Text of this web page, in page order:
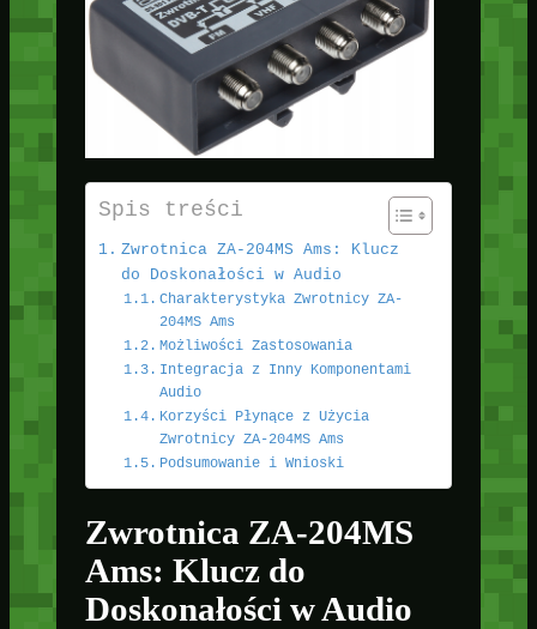
Spis treści
Zwrotnica ZA-204MS Ams: Klucz
do Doskonałości w Audio
Charakterystyka Zwrotnicy ZA-
204MS Ams
Możliwości Zastosowania
Integracja z Inny Komponentami
Audio
Korzyści Płynące z Użycia
Zwrotnicy ZA-204MS Ams
Podsumowanie i Wnioski
Zwrotnica ZA-204MS
Ams: Klucz do
Doskonałości w Audio